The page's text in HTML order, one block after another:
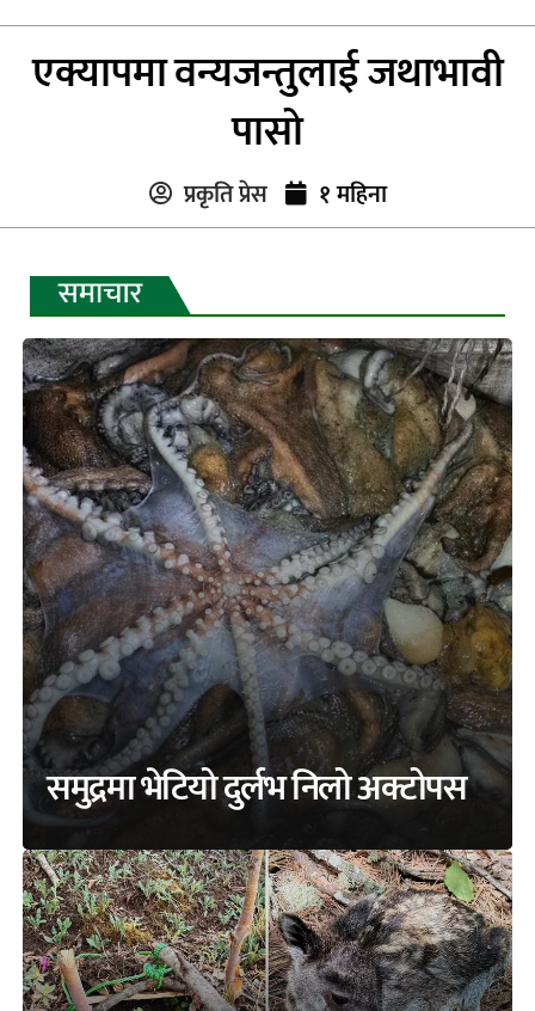
एक्यापमा वन्यजन्तुलाई जथाभावी
पासो
प्रकृति प्रेस १ महिना
समुद्रमा भेटियो दुर्लभ निलो अक्टोपस